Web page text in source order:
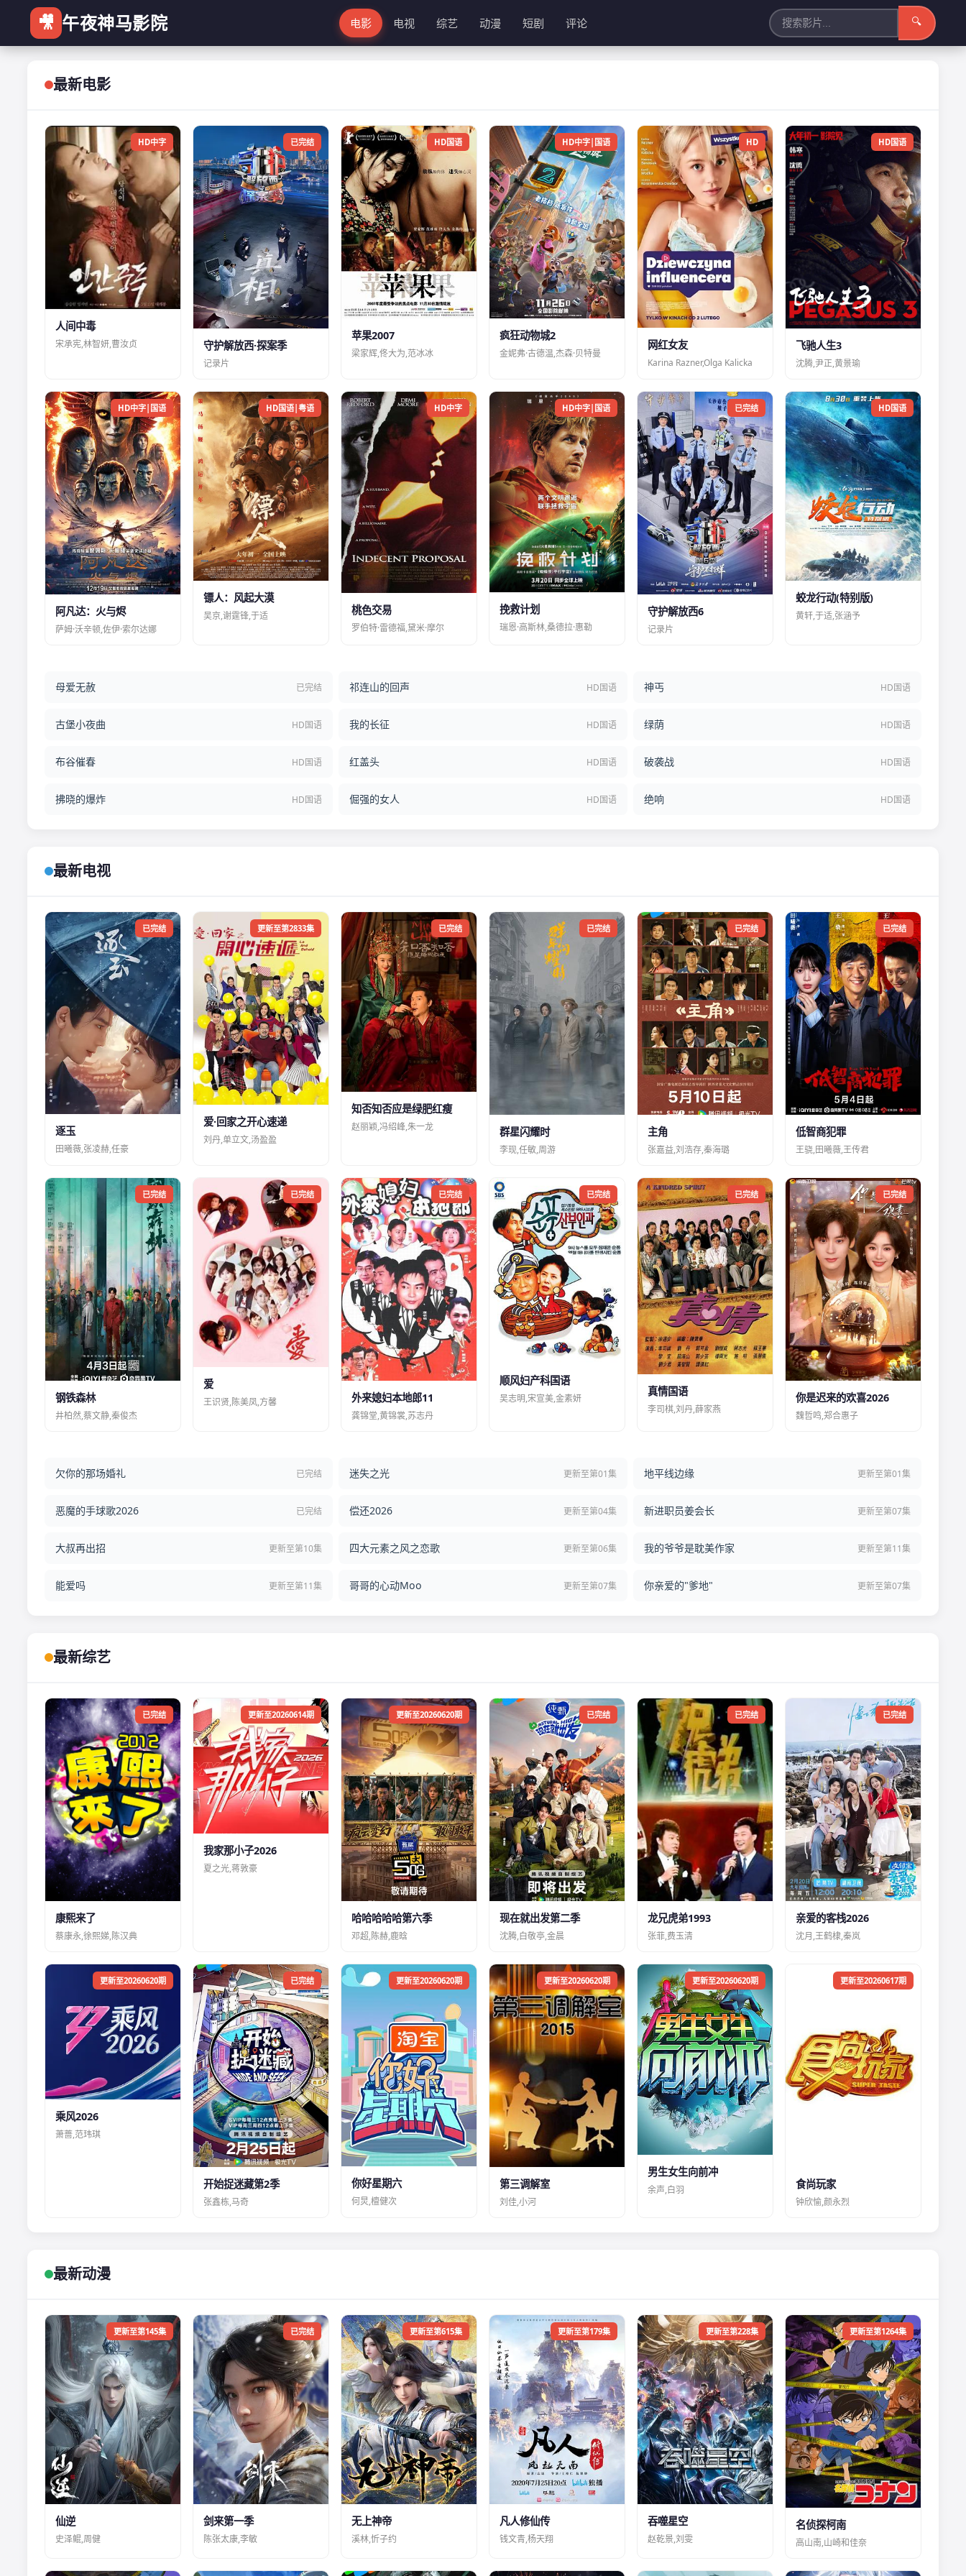
🎥 午夜神马影院 电影 电视 综艺 动漫 短剧 评论 🔍
最新电影
HD中字
人间中毒
宋承宪,林智妍,曹汝贞
已完结
守护解放西·探案季
记录片
HD国语
苹果2007
梁家辉,佟大为,范冰冰
HD中字|国语
疯狂动物城2
金妮弗·古德温,杰森·贝特曼
HD
网红女友
Karina Razner,Olga Kalicka
HD国语
飞驰人生3
沈腾,尹正,黄景瑜
HD中字|国语
阿凡达：火与烬
萨姆·沃辛顿,佐伊·索尔达娜
HD国语|粤语
镖人：风起大漠
吴京,谢霆锋,于适
HD中字
桃色交易
罗伯特·雷德福,黛米·摩尔
HD中字|国语
挽救计划
瑞恩·高斯林,桑德拉·惠勒
已完结
守护解放西6
记录片
HD国语
蛟龙行动(特别版)
黄轩,于适,张涵予
母爱无赦 已完结 祁连山的回声 HD国语 神丐 HD国语
古堡小夜曲 HD国语 我的长征 HD国语 绿荫 HD国语
布谷催春 HD国语 红盖头 HD国语 破袭战 HD国语
拂晓的爆炸 HD国语 倔强的女人 HD国语 绝响 HD国语
最新电视
已完结
逐玉
田曦薇,张凌赫,任豪
更新至第2833集
爱·回家之开心速递
刘丹,单立文,汤盈盈
已完结
知否知否应是绿肥红瘦
赵丽颖,冯绍峰,朱一龙
已完结
群星闪耀时
李现,任敏,周游
已完结
主角
张嘉益,刘浩存,秦海璐
已完结
低智商犯罪
王骁,田曦薇,王传君
已完结
钢铁森林
井柏然,蔡文静,秦俊杰
已完结
爱
王识贤,陈美凤,方馨
已完结
外来媳妇本地郎11
龚锦堂,黄锦裳,苏志丹
已完结
顺风妇产科国语
吴志明,宋宣美,金素妍
已完结
真情国语
李司棋,刘丹,薛家燕
已完结
你是迟来的欢喜2026
魏哲鸣,郑合惠子
欠你的那场婚礼 已完结 迷失之光 更新至第01集 地平线边缘 更新至第01集
恶魔的手球歌2026 已完结 偿还2026 更新至第04集 新进职员姜会长 更新至第07集
大叔再出招 更新至第10集 四大元素之风之恋歌 更新至第06集 我的爷爷是耽美作家 更新至第11集
能爱吗 更新至第11集 哥哥的心动Moo 更新至第07集 你亲爱的"爹地" 更新至第07集
最新综艺
已完结
康熙来了
蔡康永,徐熙娣,陈汉典
更新至20260614期
我家那小子2026
夏之光,蒋敦豪
更新至20260620期
哈哈哈哈哈第六季
邓超,陈赫,鹿晗
已完结
现在就出发第二季
沈腾,白敬亭,金晨
已完结
龙兄虎弟1993
张菲,费玉清
已完结
亲爱的客栈2026
沈月,王鹤棣,秦岚
更新至20260620期
乘风2026
萧蔷,范玮琪
已完结
开始捉迷藏第2季
张鑫栋,马奇
更新至20260620期
你好星期六
何炅,檀健次
更新至20260620期
第三调解室
刘佳,小河
更新至20260620期
男生女生向前冲
余声,白羽
更新至20260617期
食尚玩家
钟欣愉,颜永烈
最新动漫
更新至第145集
仙逆
史泽鲲,周健
已完结
剑来第一季
陈张太康,李敏
更新至第615集
无上神帝
溪林,忻子约
更新至第179集
凡人修仙传
钱文青,杨天翔
更新至第228集
吞噬星空
赵乾景,刘雯
更新至第1264集
名侦探柯南
高山南,山崎和佳奈